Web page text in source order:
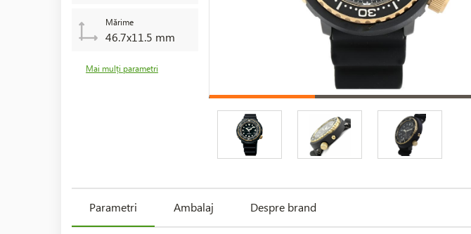
Mărime
46.7x11.5 mm
Mai mulți parametri
Parametri Ambalaj Despre brand